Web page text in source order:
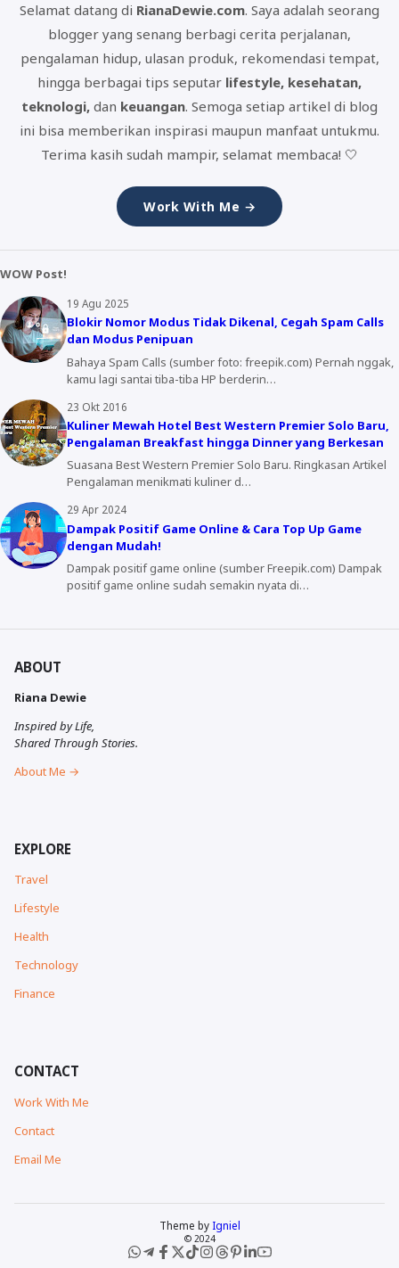
Selamat datang di RianaDewie.com. Saya adalah seorang
blogger yang senang berbagi cerita perjalanan,
pengalaman hidup, ulasan produk, rekomendasi tempat,
hingga berbagai tips seputar lifestyle, kesehatan,
teknologi, dan keuangan. Semoga setiap artikel di blog
ini bisa memberikan inspirasi maupun manfaat untukmu.
Terima kasih sudah mampir, selamat membaca! 🤍
Work With Me →
WOW Post!
19 Agu 2025
Blokir Nomor Modus Tidak Dikenal, Cegah Spam Calls
dan Modus Penipuan
Bahaya Spam Calls (sumber foto: freepik.com) Pernah nggak,
kamu lagi santai tiba-tiba HP berderin…
23 Okt 2016
Kuliner Mewah Hotel Best Western Premier Solo Baru,
Pengalaman Breakfast hingga Dinner yang Berkesan
Suasana Best Western Premier Solo Baru. Ringkasan Artikel
Pengalaman menikmati kuliner d…
29 Apr 2024
Dampak Positif Game Online & Cara Top Up Game
dengan Mudah!
Dampak positif game online (sumber Freepik.com) Dampak
positif game online sudah semakin nyata di…
ABOUT
Riana Dewie
Inspired by Life,
Shared Through Stories.
About Me →
EXPLORE
Travel
Lifestyle
Health
Technology
Finance
CONTACT
Work With Me
Contact
Email Me
Theme by Igniel
© 2024